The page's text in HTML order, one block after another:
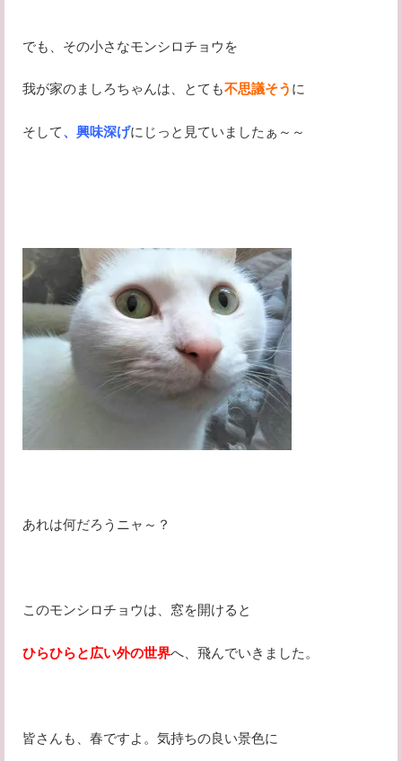
でも、その小さなモンシロチョウを
我が家のましろちゃんは、とても不思議そう に
そして、興味深げにじっと見ていましたぁ～～
あれは何だろうニャ～？
このモンシロチョウは、窓を開けると
ひらひらと広い外の世界へ、飛んでいきました。
皆さんも、春ですよ。気持ちの良い景色に